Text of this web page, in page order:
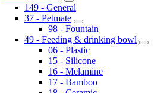
149 - General
37 - Petmate
98 - Fountain
49 - Feeding & drinking bowl
06 - Plastic
15 - Silicone
16 - Melamine
17 - Bamboo